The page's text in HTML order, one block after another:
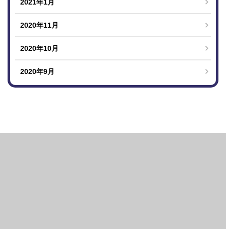
2021年1月
2020年11月
2020年10月
2020年9月